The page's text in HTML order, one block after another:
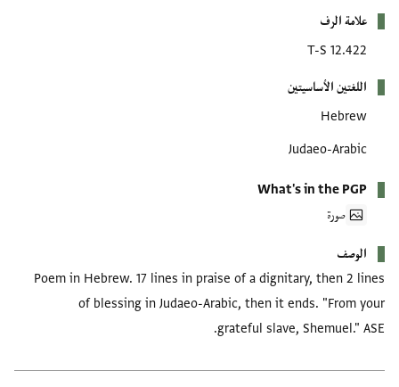
علامة الرف
T-S 12.422
اللغتين الأساسيتين
Hebrew
Judaeo-Arabic
What's in the PGP
صورة
الوصف
Poem in Hebrew. 17 lines in praise of a dignitary, then 2 lines
of blessing in Judaeo-Arabic, then it ends. "From your
grateful slave, Shemuel." ASE.